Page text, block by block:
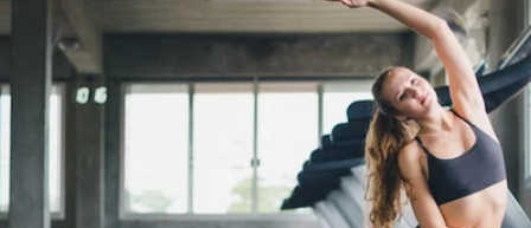
”Protein Powder“
”Overnight Oats“
”Vegan protein“
”Collagen“
PROTEIN POWDERS Best Seller